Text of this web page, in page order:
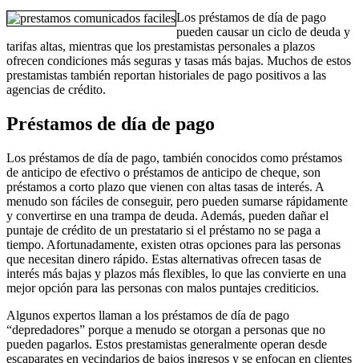
Los préstamos de día de pago
pueden causar un ciclo de deuda y
tarifas altas, mientras que los prestamistas personales a plazos
ofrecen condiciones más seguras y tasas más bajas. Muchos de estos
prestamistas también reportan historiales de pago positivos a las
agencias de crédito.
Préstamos de día de pago
Los préstamos de día de pago, también conocidos como préstamos
de anticipo de efectivo o préstamos de anticipo de cheque, son
préstamos a corto plazo que vienen con altas tasas de interés. A
menudo son fáciles de conseguir, pero pueden sumarse rápidamente
y convertirse en una trampa de deuda. Además, pueden dañar el
puntaje de crédito de un prestatario si el préstamo no se paga a
tiempo. Afortunadamente, existen otras opciones para las personas
que necesitan dinero rápido. Estas alternativas ofrecen tasas de
interés más bajas y plazos más flexibles, lo que las convierte en una
mejor opción para las personas con malos puntajes crediticios.
Algunos expertos llaman a los préstamos de día de pago
“depredadores” porque a menudo se otorgan a personas que no
pueden pagarlos. Estos prestamistas generalmente operan desde
escaparates en vecindarios de bajos ingresos y se enfocan en clientes